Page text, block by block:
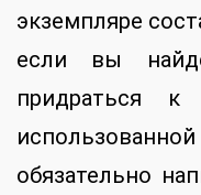
экземпляре
если вы
придраться к
обязательно